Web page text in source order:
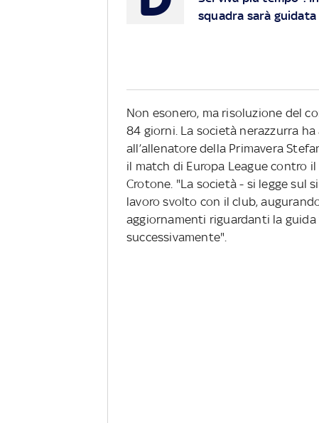
squadra sarà
Non esonero, ma risoluzione del
84 giorni. La società nerazzurra
all’allenatore della Primavera
il match di Europa League contro
Crotone. "La società - si legge sul
lavoro svolto con il club,
aggiornamenti riguardanti la
successivamente".